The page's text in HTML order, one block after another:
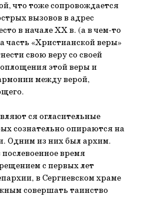
что тоже сопровождается
вызовов в адрес
в начале ХХ в. (а в чем-то
часть «Христианской веры»
свою веру со своей
этой веры и
между верой,
ся огласительные
сознательно опираются на
Одним из них был архим.
время
с первых лет
в Сергиевском храме
совершать таинство